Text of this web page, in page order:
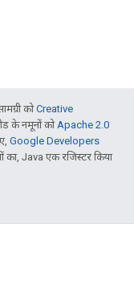
कोCreative
के नमूनों कोApache 2.0
Google Developers
Java एक रजिस्टर किया